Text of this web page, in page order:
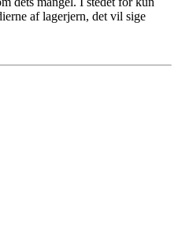
af lagerjern, det vil sige